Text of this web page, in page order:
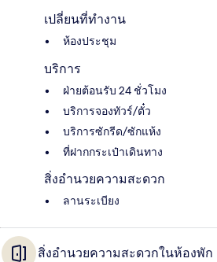
เปลี่ยนที่ทำงาน
ห้องประชุม
บริการ
ฝ่ายต้อนรับ 24 ชั่วโมง
บริการจองทัวร์/ตั๋ว
บริการซักรีด/ซักแห้ง
ที่ฝากกระเป๋าเดินทาง
สิ่งอำนวยความสะดวก
ลานระเบียง
สิ่งอำนวยความสะดวกในห้องพัก